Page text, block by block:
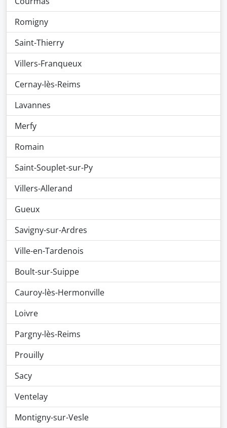
Romigny
Saint-Thierry
Villers-Franqueux
Cernay-lès-Reims
Lavannes
Merfy
Romain
Saint-Souplet-sur-Py
Villers-Allerand
Gueux
Savigny-sur-Ardres
Ville-en-Tardenois
Boult-sur-Suippe
Cauroy-lès-Hermonville
Loivre
Pargny-lès-Reims
Prouilly
Sacy
Ventelay
Montigny-sur-Vesle